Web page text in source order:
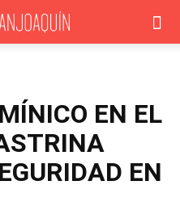
EN EL
EN